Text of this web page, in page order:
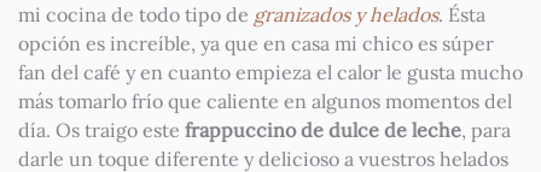
mi cocina de todo tipo de granizados y helados. Ésta
opción es increíble, ya que en casa mi chico es súper
fan del café y en cuanto empieza el calor le gusta mucho
más tomarlo frío que caliente en algunos momentos del
día. Os traigo este frappuccino de dulce de leche, para
darle un toque diferente y delicioso a vuestros helados